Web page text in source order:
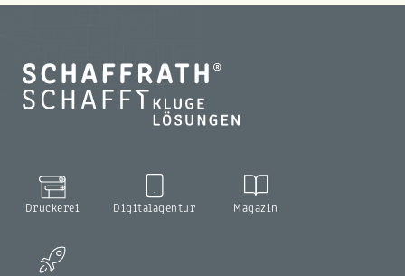
Druckerei Digitalagentur Magazin